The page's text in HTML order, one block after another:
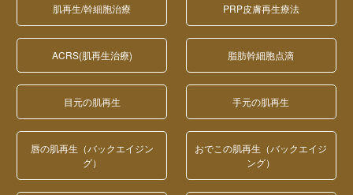
肌再生/幹細胞治療 PRP皮膚再生療法
ACRS(肌再生治療) 脂肪幹細胞点滴
目元の肌再生 手元の肌再生
唇の肌再生（バックエイジン
グ）
おでこの肌再生（バックエイジ
ング）